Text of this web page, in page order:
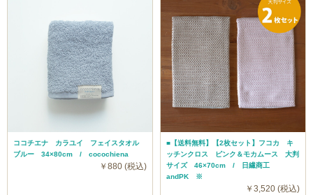
ココチエナ カラユイ フェイスタオル
ブルー 34×80cm / cocochiena
￥880 (税込)
■【送料無料】【2枚セット】フコカ キ
ッチンクロス ピンク＆モカムース 大判
サイズ 46×70cm / 日繊商工
andPK ※
￥3,520 (税込)